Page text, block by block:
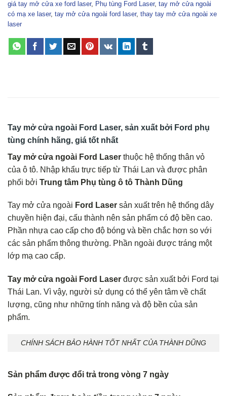
giá tay mở cửa xe ford laser, Phụ tùng Ford Laser, tay mở cửa ngoài
có mạ xe laser, tay mở cửa ngoài ford laser, thay tay mở cửa ngoài xe
laser
Tay mở cửa ngoài Ford Laser, sản xuất bởi Ford phụ
tùng chính hãng, giá tốt nhất
Tay mở cửa ngoài Ford Laser thuộc hệ thống thân vỏ
của ô tô. Nhập khẩu trực tiếp từ Thái Lan và được phân
phối bởi Trung tâm Phụ tùng ô tô Thành Dũng
Tay mở cửa ngoài Ford Laser sản xuất trên hệ thống dây
chuyền hiện đại, cấu thành nên sản phẩm có độ bền cao.
Phần nhựa cao cấp cho độ bóng và bền chắc hơn so với
các sản phẩm thông thường. Phần ngoài được tráng một
lớp mạ cao cấp.
Tay mở cửa ngoài Ford Laser được sản xuất bởi Ford tại
Thái Lan. Vì vậy, người sử dụng có thể yên tâm về chất
lượng, cũng như những tính năng và độ bền của sản
phẩm.
CHÍNH SÁCH BẢO HÀNH TỐT NHẤT CỦA THÀNH DŨNG
Sản phẩm được đổi trả trong vòng 7 ngày